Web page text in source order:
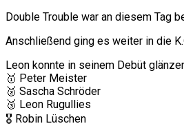
Double Trouble war an diesem Tag
Anschließend ging es weiter in die
Leon konnte in seinem Debüt
🥇 Peter Meister
🥈 Sascha Schröder
🥉 Leon Rugullies
🎖️ Robin Lüschen